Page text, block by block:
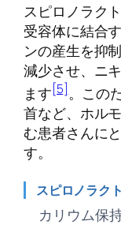
スピロノラク
受容体に結合
ンの産生を抑
減少させ、ニ
ます[5]。この
首など、ホル
む患者さんに
す。
スピロノラク
カリウム保